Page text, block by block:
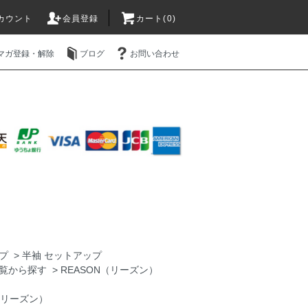
ウント 会員登録 カート(0)
ガ登録・解除 ブログ お問い合わせ
> 半袖 セットアップ
から探す > REASON（リーズン）
ーズン）